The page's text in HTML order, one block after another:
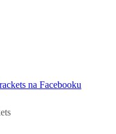
na Facebooku